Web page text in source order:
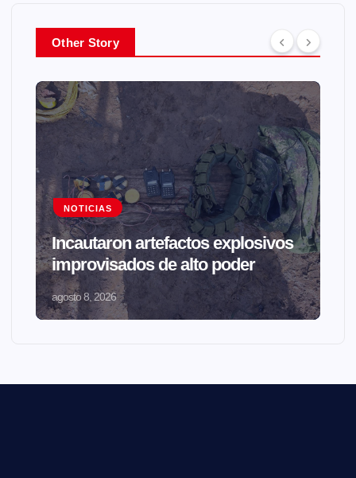
Other Story
NOTICIAS
Incautaron artefactos explosivos
improvisados de alto poder
agosto 8, 2026